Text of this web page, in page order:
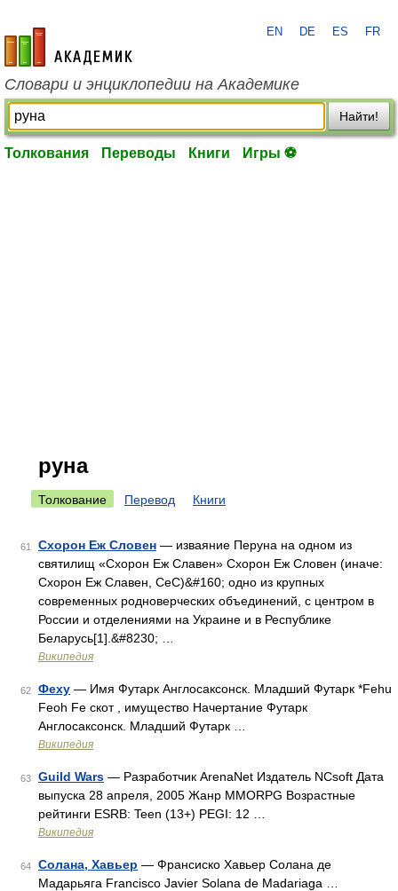
academic.ru
EN DE ES FR
Словари и энциклопедии на Академике
Найти!
Толкования Переводы Книги Игры ⚽
руна
Толкование Перевод Книги
61 Схорон Еж Словен — изваяние Перуна на одном из
святилищ «Схорон Еж Славен» Схорон Еж Словен (иначе:
Схорон Еж Славен, СеС)&#160; одно из крупных
современных родноверческих объединений, с центром в
России и отделениями на Украине и в Республике
Беларусь[1].&#8230; …
Википедия
62 Феху — Имя Футарк Англосаксонск. Младший Футарк *Fehu
Feoh Fe скот , имущество Начертание Футарк
Англосаксонск. Младший Футарк …
Википедия
63 Guild Wars — Разработчик ArenaNet Издатель NCsoft Дата
выпуска 28 апреля, 2005 Жанр MMORPG Возрастные
рейтинги ESRB: Teen (13+) PEGI: 12 …
Википедия
64 Солана, Хавьер — Франсиско Хавьер Солана де
Мадарьяга Francisco Javier Solana de Madariaga …